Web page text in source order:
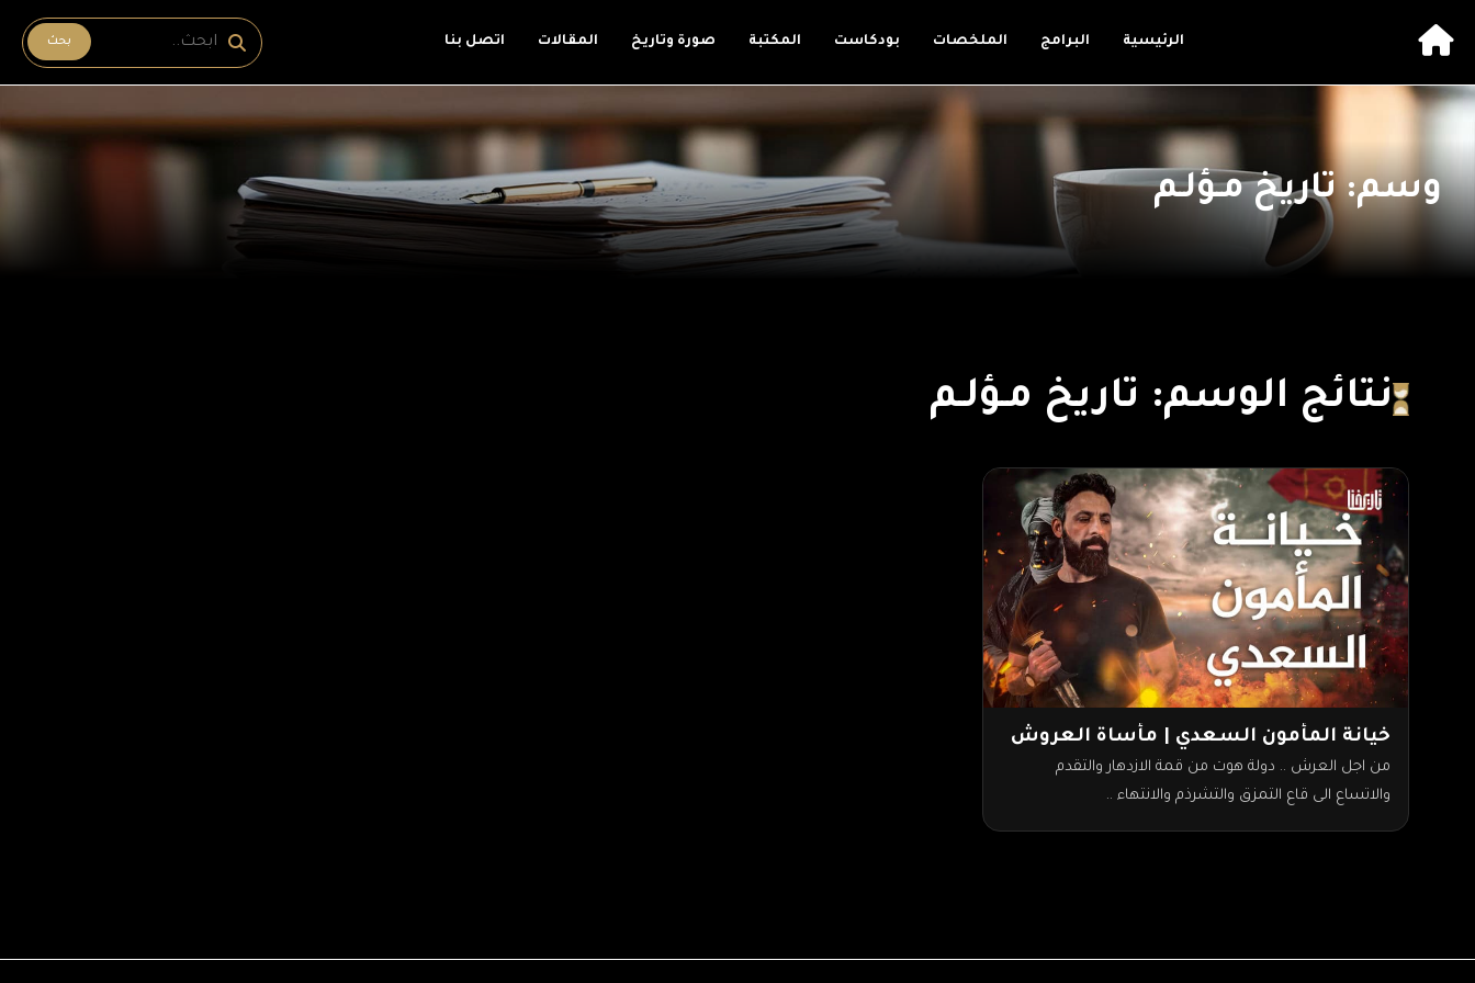
الرئيسية البرامج الملخصات بودكاست المكتبة صورة وتاريخ المقالات اتصل بنا بحث
وسم: تاريخ مـؤلـم
نتائج الوسم: تاريخ مـؤلـم
خيانة المأمون السعدي | مأساة العروش
من اجل العرش .. دولة هوت من قمة الازدهار والتقدم
والاتساع الى قاع التمزق والتشرذم والانتهاء ..